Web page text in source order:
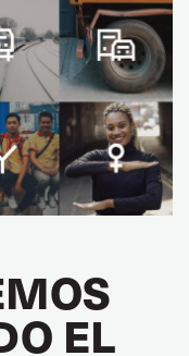
EL